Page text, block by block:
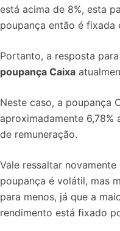
está acima de 8%, esta
poupança então é fixada
Portanto, a resposta para
poupança Caixa
Neste caso, a poupança
aproximadamente 6,78%
de remuneração.
Vale ressaltar
poupança é volátil, mas
para menos, já que a
rendimento está fixado